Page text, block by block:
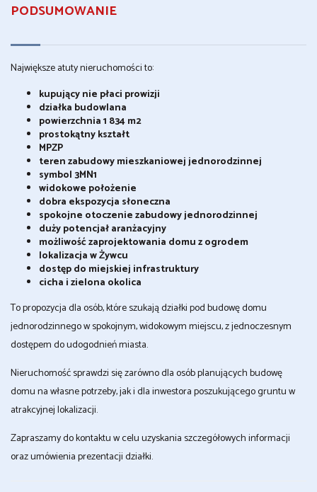
PODSUMOWANIE
Największe atuty nieruchomości to:
kupujący nie płaci prowizji
działka budowlana
powierzchnia 1 834 m2
prostokątny kształt
MPZP
teren zabudowy mieszkaniowej jednorodzinnej
symbol 3MN1
widokowe położenie
dobra ekspozycja słoneczna
spokojne otoczenie zabudowy jednorodzinnej
duży potencjał aranżacyjny
możliwość zaprojektowania domu z ogrodem
lokalizacja w Żywcu
dostęp do miejskiej infrastruktury
cicha i zielona okolica
To propozycja dla osób, które szukają działki pod budowę domu
jednorodzinnego w spokojnym, widokowym miejscu, z jednoczesnym
dostępem do udogodnień miasta.
Nieruchomość sprawdzi się zarówno dla osób planujących budowę
domu na własne potrzeby, jak i dla inwestora poszukującego gruntu w
atrakcyjnej lokalizacji.
Zapraszamy do kontaktu w celu uzyskania szczegółowych informacji
oraz umówienia prezentacji działki.